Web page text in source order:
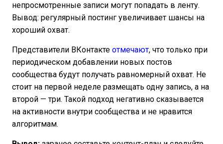
непросмотренные записи могут попадать в ленту.
Вывод: регулярный постинг увеличивает шансы на
хороший охват.
Представители ВКонтакте отмечают, что только при
периодическом добавлении новых постов
сообщества будут получать равномерный охват. Не
стоит на первой неделе размещать одну запись, а на
второй — три. Такой подход негативно сказывается
на активности внутри сообщества и не нравится
алгоритмам.